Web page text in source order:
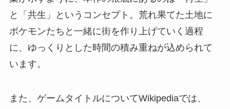
と「共生」というコンセプト。荒れ果てた土地に
ポケモンたちと一緒に街を作り上げていく過程
に、ゆっくりとした時間の積み重ねが込められて
います。
また、ゲームタイトルについてWikipediaでは、